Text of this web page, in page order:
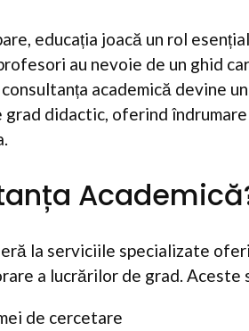
educația joacă un rol
au nevoie de un ghid
academică devine
didactic, oferind
la serviciile specializate
a lucrărilor de grad. Aceste
de cercetare